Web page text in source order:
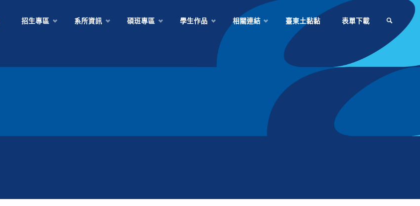
招生專區 系所資訊 碩班專區 學生作品 相關連結 臺東土黏黏 表單下載